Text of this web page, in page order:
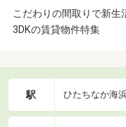
こだわりの間取りで新生
3DKの賃貸物件特集
駅 ひたちなか海